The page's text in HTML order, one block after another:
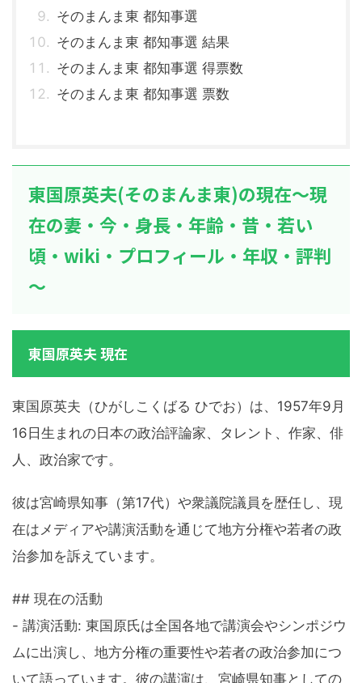
そのまんま東 都知事選
そのまんま東 都知事選 結果
そのまんま東 都知事選 得票数
そのまんま東 都知事選 票数
東国原英夫(そのまんま東)の現在～現
在の妻・今・身長・年齢・昔・若い
頃・wiki・プロフィール・年収・評判
～
東国原英夫 現在
東国原英夫（ひがしこくばる ひでお）は、1957年9月
16日生まれの日本の政治評論家、タレント、作家、俳
人、政治家です。
彼は宮崎県知事（第17代）や衆議院議員を歴任し、現
在はメディアや講演活動を通じて地方分権や若者の政
治参加を訴えています。
## 現在の活動
- 講演活動: 東国原氏は全国各地で講演会やシンポジウ
ムに出演し、地方分権の重要性や若者の政治参加につ
いて語っています。彼の講演は、宮崎県知事としての